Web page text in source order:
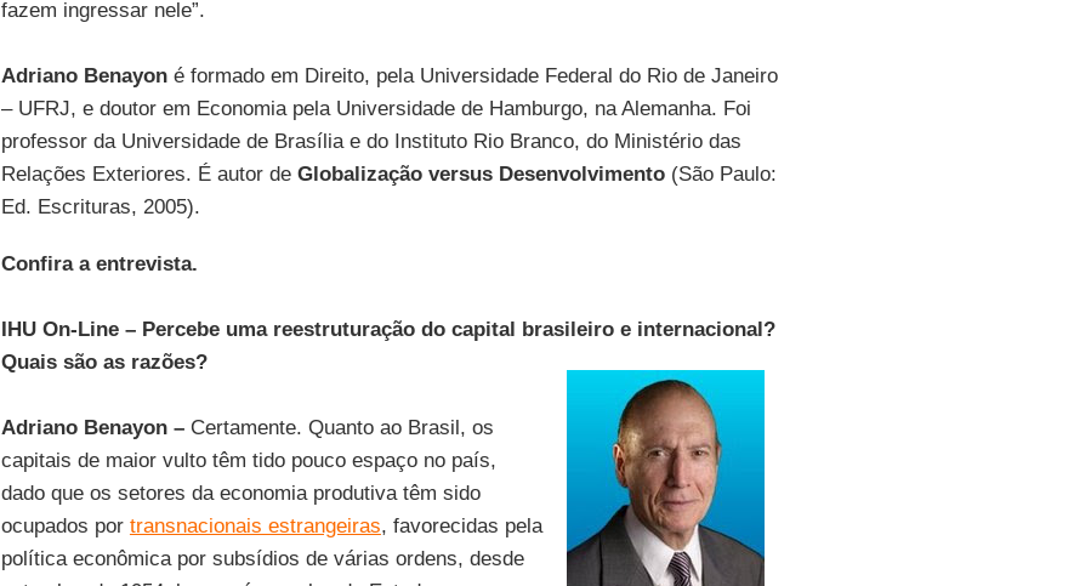
fazem ingressar nele”.
Adriano Benayon é formado em Direito, pela Universidade Federal do Rio de Janeiro
– UFRJ, e doutor em Economia pela Universidade de Hamburgo, na Alemanha. Foi
professor da Universidade de Brasília e do Instituto Rio Branco, do Ministério das
Relações Exteriores. É autor de Globalização versus Desenvolvimento(São Paulo:
Ed. Escrituras, 2005).
Confira a entrevista.
IHU On-Line – Percebe uma reestruturação do capital brasileiro e internacional?
Quais são as razões?
Adriano Benayon –Certamente. Quanto ao Brasil, os
capitais de maior vulto têm tido pouco espaço no país,
dado que os setores da economia produtiva têm sido
ocupados por transnacionais estrangeiras, favorecidas pela
política econômica por subsídios de várias ordens, desde